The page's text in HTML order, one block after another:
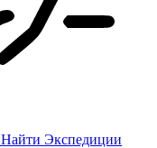
Найти Экспедиции